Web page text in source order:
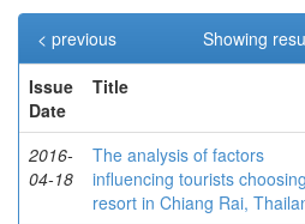
Showing
< previous
Issue
Date
Title
2016-
04-18
The analysis of factors
influencing tourists
resort in Chiang Rai,